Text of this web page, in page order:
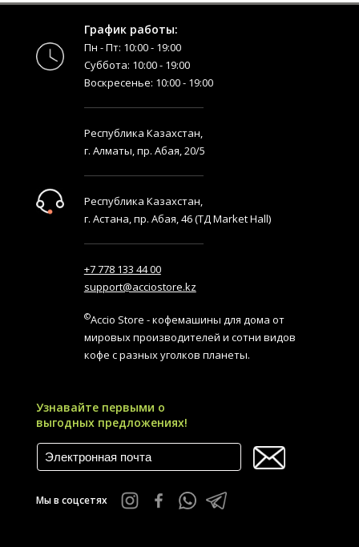
График работы:
Пн - Пт: 10:00 - 19:00
Суббота: 10:00 - 19:00
Воскресенье: 10:00 - 19:00
Республика Казахстан,
г. Алматы, пр. Абая, 20/5
Республика Казахстан,
г. Астана, пр. Абая, 46 (ТД Market Hall)
+7 778 133 44 00
support@acciostore.kz
©Accio Store - кофемашины для дома от
мировых производителей и сотни видов
кофе с разных уголков планеты.
Узнавайте первыми о
выгодных предложениях!
Мы в соцсетях